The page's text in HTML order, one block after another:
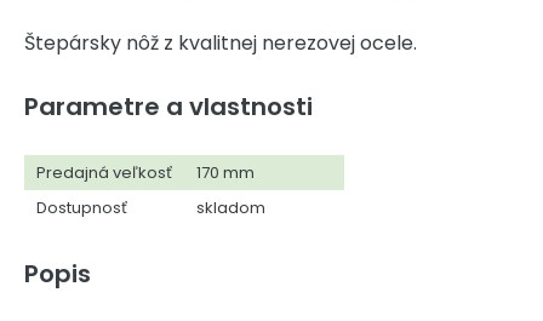
Štepársky nôž z kvalitnej nerezovej ocele.
Parametre a vlastnosti
Predajná veľkosť
170 mm
Dostupnosť
skladom
Popis